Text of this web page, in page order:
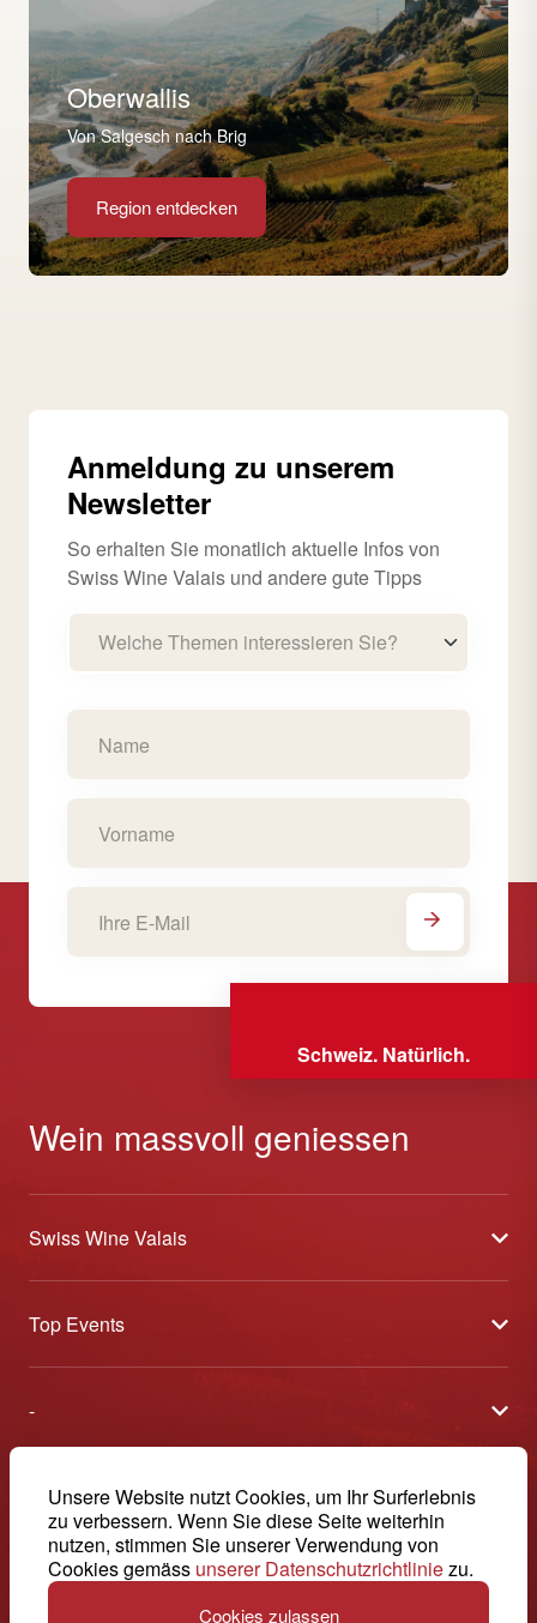
Oberwallis
Von Salgesch nach Brig
Region entdecken
Unsere Website nutzt Cookies, um Ihr Surferlebnis
zu verbessern. Wenn Sie diese Seite weiterhin
nutzen, stimmen Sie unserer Verwendung von
Cookies gemäss unserer Datenschutzrichtliniezu.
Cookies zulassen
Anmeldung zu unserem
Newsletter
So erhalten Sie monatlich aktuelle Infos von
Swiss Wine Valais und andere gute Tipps
Welche Themen interessieren Sie?
Schweiz. Natürlich.
Wein massvoll geniessen
Swiss Wine Valais
Über uns
Allgemeine Geschäftsbedingungen
Top Events
Offene Weinkeller
Tavolata
Etoiles du Valais
-
Swiss Wine Valais - Avenue de la Gare 2 - CP 144 - 1964
+41 27 345 40 80
info@swisswinevalais.ch
Impressum
Deutsch (Schweiz)